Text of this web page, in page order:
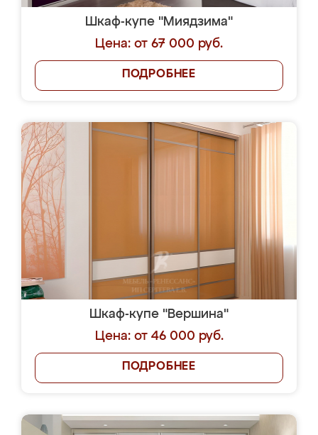
Шкаф-купе "Миядзима"
Цена: от 67 000 руб.
ПОДРОБНЕЕ
Шкаф-купе "Вершина"
Цена: от 46 000 руб.
ПОДРОБНЕЕ